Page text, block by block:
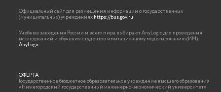
Официальный сайт для размещения информации о государственных
(муниципальных) учрежденияхhttps://bus.gov.ru
Учебные заведения России и всего мира выбирают AnyLogic для проведения
исследований и обучения студентов имитационному моделированию (ИМ).
AnyLogic
ОФЕРТА
Государственное бюджетное образовательное учреждение высшего образования
«Нижегородский государственный инженерно-экономический университет»